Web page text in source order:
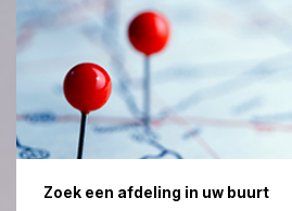
Zoek een afdeling in uw buurt